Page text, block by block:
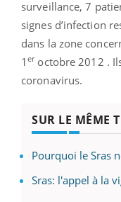
surveillance, 7
signes d’infection
dans la zone
1eroctobre 2012 .
coronavirus.
SUR LE MÊME
Pourquoi le Sras
Sras: l'appel à la